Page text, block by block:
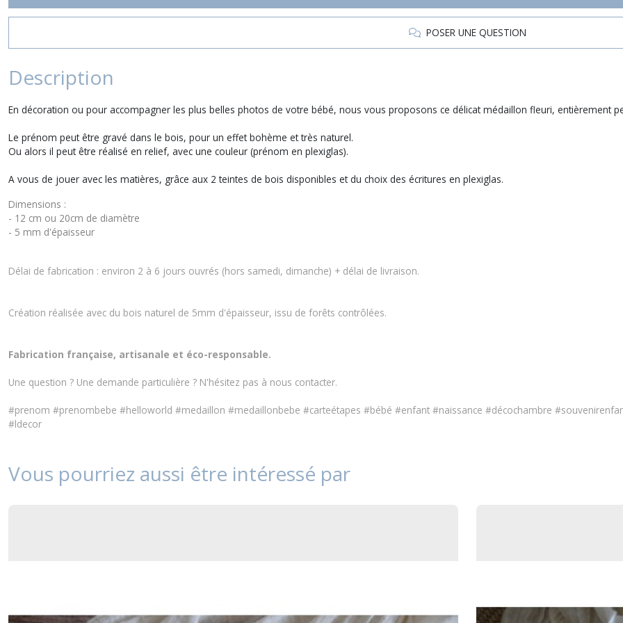
POSER UNE QUESTION
Description
En décoration ou pour accompagner les plus belles photos de votre bébé, nous vous proposons ce délicat médaillon fleuri, entièrement
Le prénom peut être gravé dans le bois, pour un effet bohème et très naturel.
Ou alors il peut être réalisé en relief, avec une couleur (prénom en plexiglas).
A vous de jouer avec les matières, grâce aux 2 teintes de bois disponibles et du choix des écritures en plexiglas.
Dimensions :
- 12 cm ou 20cm de diamètre
- 5 mm d'épaisseur
Délai de fabrication : environ 2 à 6 jours ouvrés (hors samedi, dimanche) + délai de livraison.
Création réalisée avec du bois naturel de 5mm d'épaisseur, issu de forêts contrôlées.
Fabrication française, artisanale et éco-responsable.
Une question ? Une demande particulière ? N'hésitez pas à nous contacter.
#prenom #prenombebe #helloworld #medaillon #medaillonbebe #carteétapes #bébé #enfant #naissance #décochambre
#ldecor
Vous pourriez aussi être intéressé par